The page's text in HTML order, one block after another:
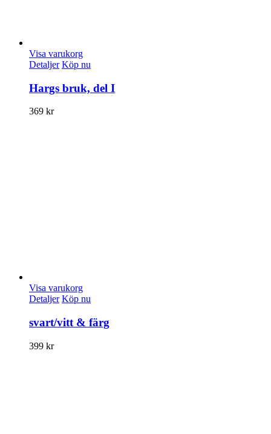
Visa varukorg
Detaljer Köp nu
Hargs bruk, del I
369 kr
Visa varukorg
Detaljer Köp nu
svart/vitt & färg
399 kr